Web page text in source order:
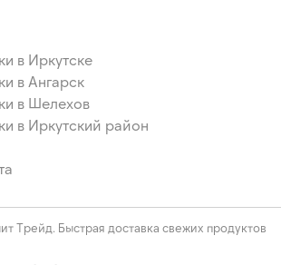
в Иркутске
в Ангарск
в Шелехов
в Иркутский район
Трейд. Быстрая доставка свежих продуктов